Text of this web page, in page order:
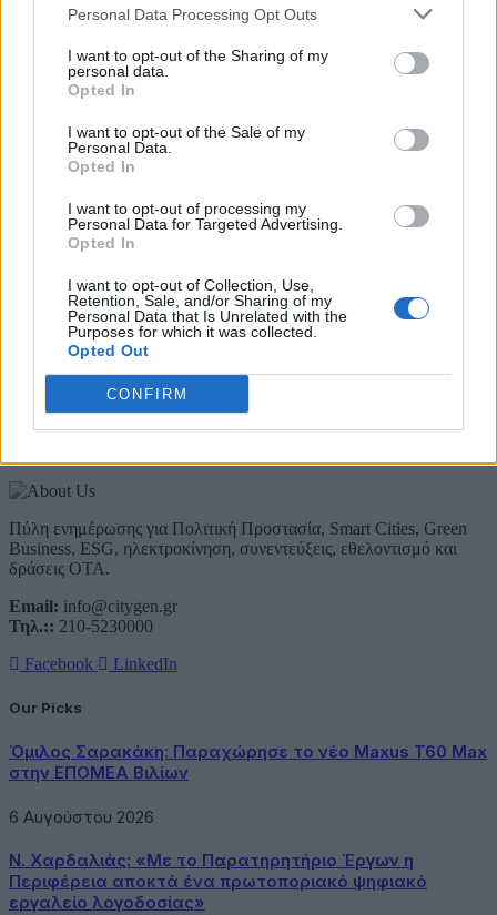
Personal Data Processing Opt Outs
I want to opt-out of the Sharing of my
personal data.
Opted In
I want to opt-out of the Sale of my
Personal Data.
Opted In
I want to opt-out of processing my
Personal Data for Targeted Advertising.
Opted In
I want to opt-out of Collection, Use,
Retention, Sale, and/or Sharing of my
Personal Data that Is Unrelated with the
Purposes for which it was collected.
Opted Out
CONFIRM
5 Αυγούστου 2026
ΥΠΕΝ: Διευρύνεται ο κατάλογος των
Προστατευόμενων Τοπίων σε 12
4 Αυγούστου 2026
Λάβετε όλα τα τελευταία νέα από τον χώρο της Πολιτικής
Προστασίας, του ESG, του Green Business και των ΟΤΑ
Συμφωνώ με την Πολιτική Δεδομένων
Πύλη ενημέρωσης για Πολιτική Προστασία, Smart Cities, Green
Business, ESG, ηλεκτροκίνηση, συνεντεύξεις, εθελοντισμό και
δράσεις ΟΤΑ.
Email: info@citygen.gr
Τηλ.:: 210-5230000
Facebook
LinkedIn
Our Picks
Όμιλος Σαρακάκη: Παραχώρησε το νέο Maxus T60 Max
στην ΕΠΟΜΕΑ Βιλίων
6 Αυγούστου 2026
Ν. Χαρδαλιάς: «Με το Παρατηρητήριο Έργων η
Περιφέρεια αποκτά ένα πρωτοποριακό ψηφιακό
εργαλείο λογοδοσίας»